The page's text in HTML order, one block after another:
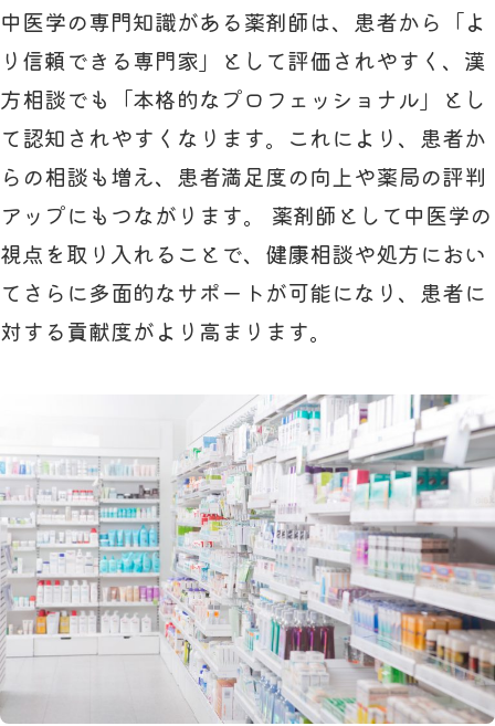
中医学の専門知識がある薬剤師は、患者から「よ
り信頼できる専門家」として評価されやすく、漢
方相談でも「本格的なプロフェッショナル」とし
て認知されやすくなります。これにより、患者か
らの相談も増え、患者満足度の向上や薬局の評判
アップにもつながります。 薬剤師として中医学の
視点を取り入れることで、健康相談や処方におい
てさらに多面的なサポートが可能になり、患者に
対する貢献度がより高まります。